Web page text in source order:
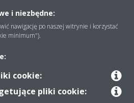
i niezbędne:
nawigację po naszej witrynie i korzystać
minimum").
cookie:
pliki cookie: